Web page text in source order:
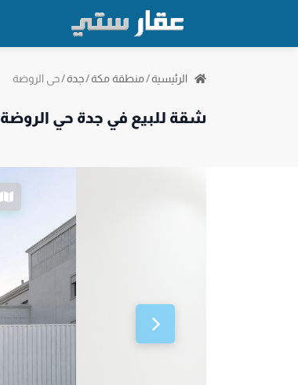
الرئيسية/منطقة مكة/جدة/حي الروضة
شقة للبيع في جدة حي الروضة